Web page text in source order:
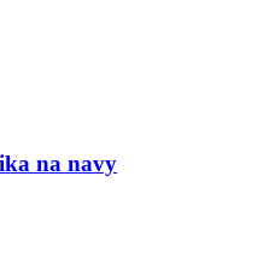
na navy